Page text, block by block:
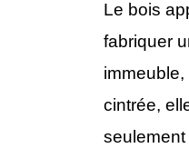
Le bois
fabriquer
immeuble,
cintrée,
seulement